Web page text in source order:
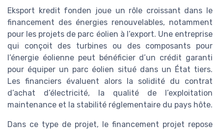
Eksport kredit fonden joue un rôle croissant dans le
financement des énergies renouvelables, notamment
pour les projets de parc éolien à l’export. Une entreprise
qui conçoit des turbines ou des composants pour
l’énergie éolienne peut bénéficier d’un crédit garanti
pour équiper un parc éolien situé dans un État tiers.
Les financiers évaluent alors la solidité du contrat
d’achat d’électricité, la qualité de l’exploitation
maintenance et la stabilité réglementaire du pays hôte.
Dans ce type de projet, le financement projet repose